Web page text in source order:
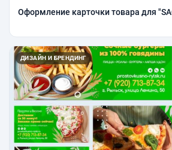
Оформление карточки товара для
ДИЗАЙН И БРЕНДИНГ